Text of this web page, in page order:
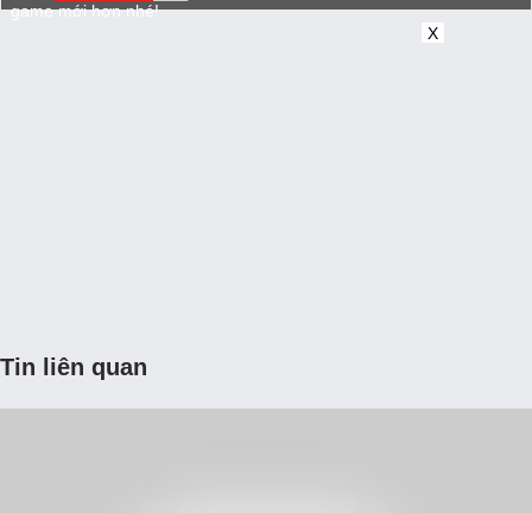
game mới hơn nhé!
X
Tin liên quan